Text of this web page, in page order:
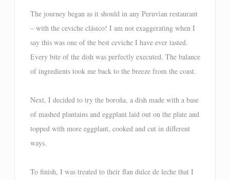
The journey began as it should in any Peruvian restaurant
– with the ceviche clásico! I am not exaggerating when I
say this was one of the best ceviche I have ever tasted.
Every bite of the dish was perfectly executed. The balance
of ingredients took me back to the breeze from the coast.
Next, I decided to try the boroña, a dish made with a base
of mashed plantains and eggplant laid out on the plate and
topped with more eggplant, cooked and cut in different
ways.
To finish, I was treated to their flan dulce de leche that I